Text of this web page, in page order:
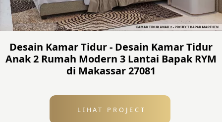
Desain Kamar Tidur - Desain Kamar Tidur
Anak 2 Rumah Modern 3 Lantai Bapak RYM
di Makassar 27081
LIHAT PROJECT